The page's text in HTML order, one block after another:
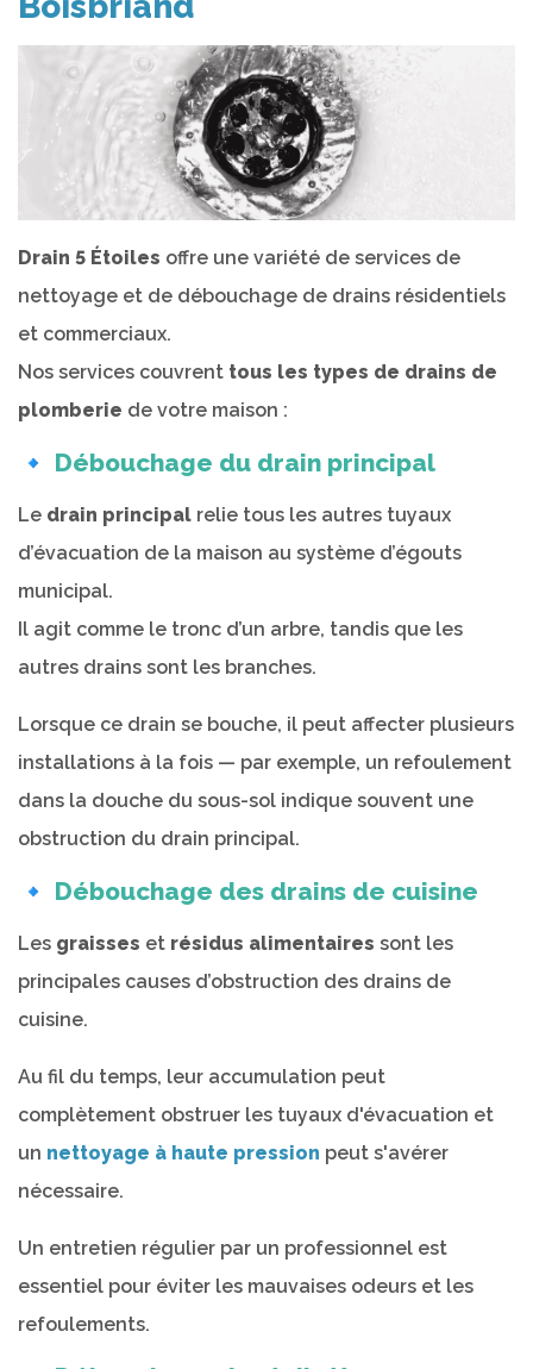
Drain 5 Étoiles offre une variété de services de
nettoyage et de débouchage de drains résidentiels
et commerciaux.
Nos services couvrent tous les types de drains de
plomberie de votre maison :
🔹 Débouchage du drain principal
Le drain principal relie tous les autres tuyaux
d’évacuation de la maison au système d’égouts
municipal.
Il agit comme le tronc d’un arbre, tandis que les
autres drains sont les branches.
Lorsque ce drain se bouche, il peut affecter plusieurs
installations à la fois — par exemple, un refoulement
dans la douche du sous-sol indique souvent une
obstruction du drain principal.
🔹 Débouchage des drains de cuisine
Les graisses et résidus alimentaires sont les
principales causes d’obstruction des drains de
cuisine.
Au fil du temps, leur accumulation peut
complètement obstruer les tuyaux d'évacuation et
un nettoyage à haute pression peut s'avérer
nécessaire.
Un entretien régulier par un professionnel est
essentiel pour éviter les mauvaises odeurs et les
refoulements.